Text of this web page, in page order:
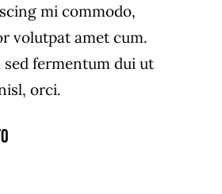
mi commodo,
volutpat amet cum.
sed fermentum dui ut
orci.